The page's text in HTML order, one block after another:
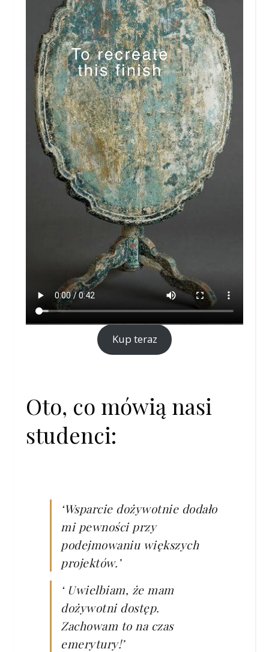
Kup teraz
Oto, co mówią nasi
studenci:
‘Wsparcie dożywotnie dodało
mi pewności przy
podejmowaniu większych
projektów.’
‘ Uwielbiam, że mam
dożywotni dostęp.
Zachowam to na czas
emerytury!’